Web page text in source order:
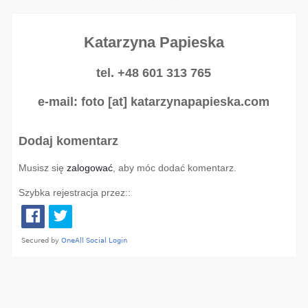
Katarzyna Papieska
tel. +48 601 313 765
e-mail: foto [at] katarzynapapieska.com
Dodaj komentarz
Musisz się zalogować, aby móc dodać komentarz.
Szybka rejestracja przez::